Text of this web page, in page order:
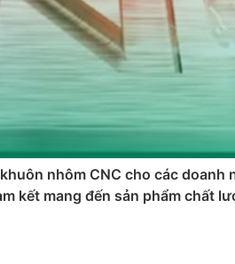
nhôm CNC cho các
kết mang đến sản phẩm chất